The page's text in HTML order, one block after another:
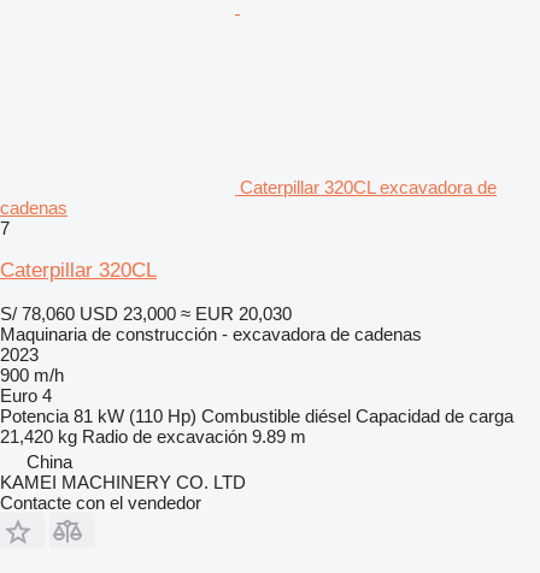
Caterpillar 320CL excavadora de
cadenas
7
Caterpillar 320CL
S/ 78,060 USD 23,000 ≈ EUR 20,030
Maquinaria de construcción - excavadora de cadenas
2023
900 m/h
Euro 4
Potencia 81 kW (110 Hp) Combustible diésel Capacidad de carga
21,420 kg Radio de excavación 9.89 m
China
KAMEI MACHINERY CO. LTD
Contacte con el vendedor